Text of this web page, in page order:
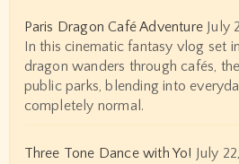
Paris Dragon Café Adventure July
In this cinematic fantasy vlog set
dragon wanders through cafés,
public parks, blending into
completely normal.
Three Tone Dance with Yo! July